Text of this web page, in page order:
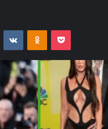
VKontakteOdnoklassniki
Pocket